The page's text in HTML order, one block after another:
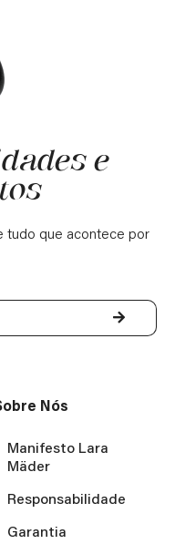
e
tudo que acontece por
Nós
Manifesto Lara
Mäder
Responsabilidade
Garantia